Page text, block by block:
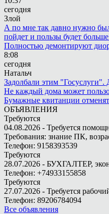
сегодня
Злой
А по мне так давно нужно
пойдет и пользы будет
Полностью демонтируют
8:08
сегодня
Натальч
Задолбали этим "Госуслуги".
Не каждый дома может
Бумажные квитанции
ОБЪЯВЛЕНИЯ
Требуются
04.08.2026 - Требуется
Требования: знание ПК,
Телефон: 9158393539
Требуются
28.07.2026 - БУХГАЛТЕР,
Телефон: +74933155858
Требуются
27.07.2026 - Требуется
Телефон: 89206784094
Все объявления